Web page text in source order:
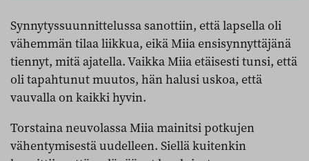
Synnytyssuunnittelussa sanottiin, että lapsella oli
vähemmän tilaa liikkua, eikä Miia ensisynnyttäjänä
tiennyt, mitä ajatella. Vaikka Miia etäisesti tunsi, että
oli tapahtunut muutos, hän halusi uskoa, että
vauvalla on kaikki hyvin.
Torstaina neuvolassa Miia mainitsi potkujen
vähentymisestä uudelleen. Siellä kuitenkin